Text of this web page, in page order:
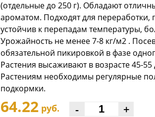
(отдельные до 250 г). Обладают
ароматом. Подходят для переработки,
устойчив к перепадам температуры,
Урожайность не менее 7-8 кг/м2 .
обязательной пикировкой в фазе
Растения высаживают в возрасте 45-
Растениям необходимы регулярные
подкормки.
64.22 руб. - +